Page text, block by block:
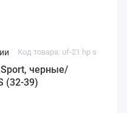
Код товара: uf-21 hp s
черные/
(32-39)